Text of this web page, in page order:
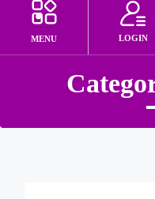
MENU LOGIN